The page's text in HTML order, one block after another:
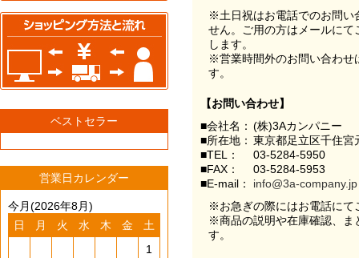
※土日祝はお電話でのお問い
せん。ご用の方はメールに
します。
※営業時間外のお問い合わせ
す。
【お問い合わせ】
■会社名： (株)3Aカンパニー
■所在地： 東京都足立区千住
■TEL：
03-5284-5950
■FAX：
03-5284-5953
■E-mail：
info@3a-company.jp
※お急ぎの際にはお電話にて
※商品の説明や在庫確認、ま
す。
ベストセラー
営業日カレンダー
今月(2026年8月)
日
月 火 水 木 金
土
1